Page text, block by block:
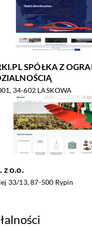
SPÓŁKA Z
34-602 LASKOWA
z o.o.
33/13, 87-500 Rypin